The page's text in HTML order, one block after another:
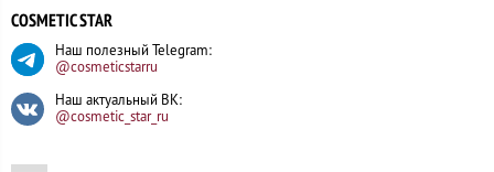
COSMETIC STAR
Наш полезный Telegram:
@cosmeticstarru
Наш актуальный ВК:
@cosmetic_star_ru